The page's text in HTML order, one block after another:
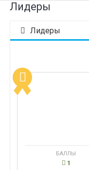
Лидеры
Лидеры
БАЛЛЫ
1